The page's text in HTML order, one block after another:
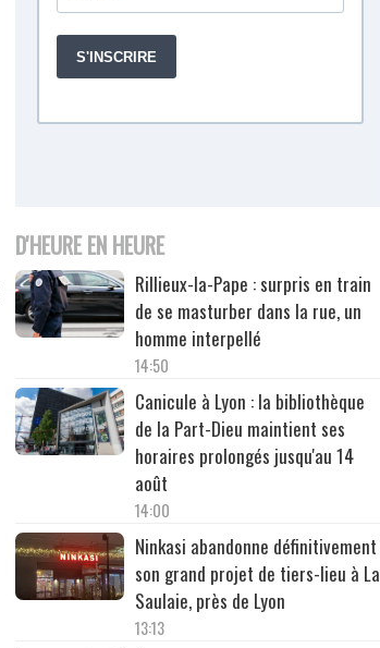
D'HEURE EN HEURE
Rillieux-la-Pape : surpris en train
de se masturber dans la rue, un
homme interpellé
14:50
Canicule à Lyon : la bibliothèque
de la Part-Dieu maintient ses
horaires prolongés jusqu'au 14
août
14:00
Ninkasi abandonne définitivement
son grand projet de tiers-lieu à La
Saulaie, près de Lyon
13:13